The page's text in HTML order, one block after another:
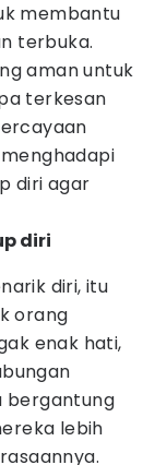
membantu
terbuka.
aman untuk
terkesan
diri agar
diri
diri, itu
orang
enak hati,
bergantung
lebih